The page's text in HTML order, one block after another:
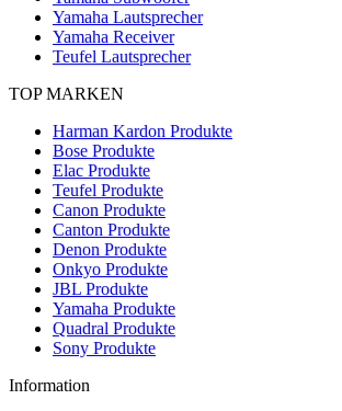
Yamaha Lautsprecher
Yamaha Receiver
Teufel Lautsprecher
TOP MARKEN
Harman Kardon Produkte
Bose Produkte
Elac Produkte
Teufel Produkte
Canon Produkte
Canton Produkte
Denon Produkte
Onkyo Produkte
JBL Produkte
Yamaha Produkte
Quadral Produkte
Sony Produkte
Information